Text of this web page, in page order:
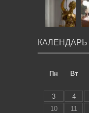
КАЛЕНДАРЬ
Пн
Вт
3
4
10
11